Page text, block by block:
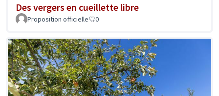
Des vergers en cueillette libre
Proposition officielle 0